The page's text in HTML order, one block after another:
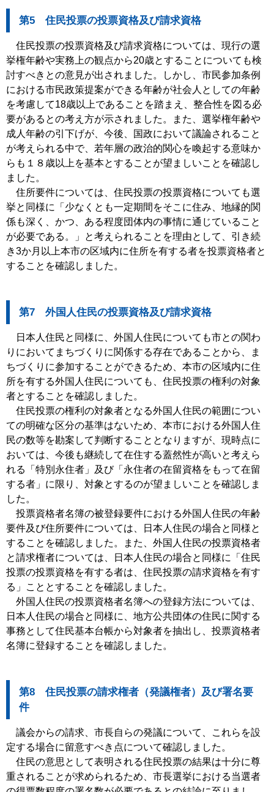
第5 住民投票の投票資格及び請求資格
住民投票の投票資格及び請求資格については、現行の選
挙権年齢や実務上の観点から20歳とすることについても検
討すべきとの意見が出されました。しかし、市民参加条例
における市民政策提案ができる年齢が社会人としての年齢
を考慮して18歳以上であることを踏まえ、整合性を図る必
要があるとの考え方が示されました。また、選挙権年齢や
成人年齢の引下げが、今後、国政において議論されること
が考えられる中で、若年層の政治的関心を喚起する意味か
らも１８歳以上を基本とすることが望ましいことを確認し
ました。
住所要件については、住民投票の投票資格についても選
挙と同様に「少なくとも一定期間をそこに住み、地縁的関
係も深く、かつ、ある程度団体内の事情に通じていること
が必要である。」と考えられることを理由として、引き続
き3か月以上本市の区域内に住所を有する者を投票資格者と
することを確認しました。
第7 外国人住民の投票資格及び請求資格
日本人住民と同様に、外国人住民についても市との関わ
りにおいてまちづくりに関係する存在であることから、ま
ちづくりに参加することができるため、本市の区域内に住
所を有する外国人住民についても、住民投票の権利の対象
者とすることを確認しました。
住民投票の権利の対象者となる外国人住民の範囲につい
ての明確な区分の基準はないため、本市における外国人住
民の数等を勘案して判断することとなりますが、現時点に
おいては、今後も継続して在住する蓋然性が高いと考えら
れる「特別永住者」及び「永住者の在留資格をもって在留
する者」に限り、対象とするのが望ましいことを確認しま
した。
投票資格者名簿の被登録要件における外国人住民の年齢
要件及び住所要件については、日本人住民の場合と同様と
することを確認しました。また、外国人住民の投票資格者
と請求権者については、日本人住民の場合と同様に「住民
投票の投票資格を有する者は、住民投票の請求資格を有す
る」こととすることを確認しました。
外国人住民の投票資格者名簿への登録方法については、
日本人住民の場合と同様に、地方公共団体の住民に関する
事務として住民基本台帳から対象者を抽出し、投票資格者
名簿に登録することを確認しました。
第8 住民投票の請求権者（発議権者）及び署名要
件
議会からの請求、市長自らの発議について、これらを設
定する場合に留意すべき点について確認しました。
住民の意思として表明される住民投票の結果は十分に尊
重されることが求められるため、市長選挙における当選者